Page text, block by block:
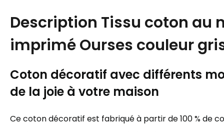
Description Tissu coton au
imprimé Ourses couleur
Coton décoratif avec différents
de la joie à votre maison
Ce coton décoratif est fabriqué à partir de 100 % de